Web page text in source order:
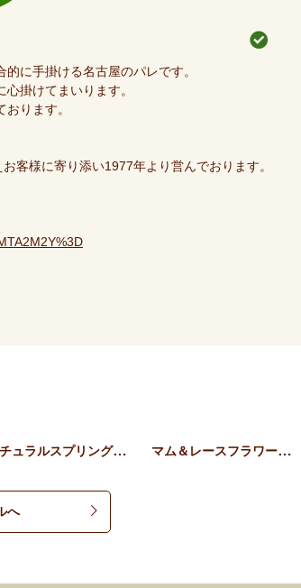
に手掛ける名古屋のパレです。
掛けてまいります。
ります。
客様に寄り添い1977年より営んでおります。
ナチュラルスプリングリース… マム＆レースフラワーのブー…
へ